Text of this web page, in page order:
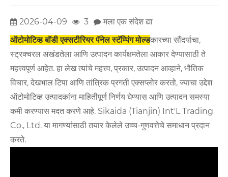
2026-04-09 3
मला एक संदेश द्या
ऑटोमोटिव्ह बॉडी एक्सटीरियर पॅनेल स्टॅम्पिंग मोल्डकारच्या सौंदर्याचा,
स्ट्रक्चरल अखंडतेला आणि उत्पादन कार्यक्षमतेला आकार देण्यासाठी ते
महत्त्वपूर्ण आहेत. हा लेख त्यांचे महत्त्व, प्रकार, उत्पादन आव्हाने, भौतिक
विचार, देखभाल टिपा आणि तांत्रिक प्रगती एक्सप्लोर करतो, ज्याचा उद्देश
ऑटोमोटिव्ह उत्पादकांना माहितीपूर्ण निर्णय घेण्यास आणि उत्पादन समस्या
कमी करण्यास मदत करणे आहे. Sikaida (Tianjin) Int'L Trading
Co., Ltd. या मागण्यांसाठी तयार केलेले उच्च-गुणवत्तेचे समाधान प्रदान
करते.